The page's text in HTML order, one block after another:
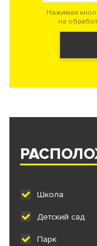
Нажимая
на
Школа
Детский сад
Парк